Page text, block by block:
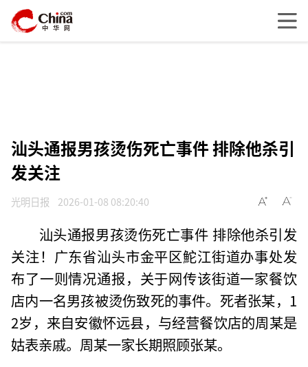
汕头通报男孩烫伤死亡事件 排除他杀引
发关注
光明日报 2026-01-08 08:20:40
汕头通报男孩烫伤死亡事件 排除他杀引发
关注！广东省汕头市金平区鮀江街道办事处发
布了一则情况通报，关于网传该街道一家餐饮
店内一名男孩被烫伤致死的事件。死者张某，1
2岁，来自安徽怀远县，与经营餐饮店的周某是
姑表亲戚。周某一家长期照顾张某。